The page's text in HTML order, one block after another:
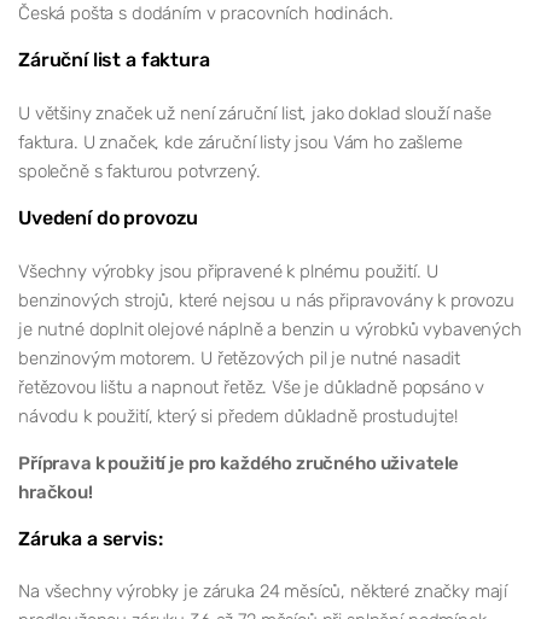
Česká pošta s dodáním v pracovních hodinách.
Záruční list a faktura
U většiny značek už není záruční list, jako doklad slouží naše
faktura. U značek, kde záruční listy jsou Vám ho zašleme
společně s fakturou potvrzený.
Uvedení do provozu
Všechny výrobky jsou připravené k plnému použití. U
benzinových strojů, které nejsou u nás připravovány k provozu
je nutné doplnit olejové náplně a benzin u výrobků vybavených
benzinovým motorem. U řetězových pil je nutné nasadit
řetězovou lištu a napnout řetěz. Vše je důkladně popsáno v
návodu k použití, který si předem důkladně prostudujte!
Příprava k použití je pro každého zručného uživatele
hračkou!
Záruka a servis:
Na všechny výrobky je záruka 24 měsíců, některé značky mají